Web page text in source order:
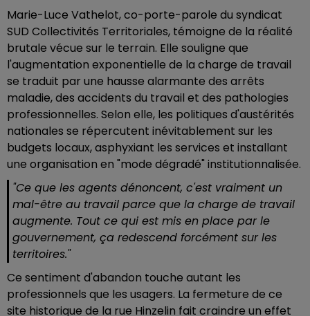
Marie-Luce Vathelot, co-porte-parole du syndicat
SUD Collectivités Territoriales, témoigne de la réalité
brutale vécue sur le terrain. Elle souligne que
l'augmentation exponentielle de la charge de travail
se traduit par une hausse alarmante des arrêts
maladie, des accidents du travail et des pathologies
professionnelles. Selon elle, les politiques d'austérités
nationales se répercutent inévitablement sur les
budgets locaux, asphyxiant les services et installant
une organisation en "mode dégradé" institutionnalisée.
"Ce que les agents dénoncent, c'est vraiment un
mal-être au travail parce que la charge de travail
augmente. Tout ce qui est mis en place par le
gouvernement, ça redescend forcément sur les
territoires."
Ce sentiment d'abandon touche autant les
professionnels que les usagers. La fermeture de ce
site historique de la rue Hinzelin fait craindre un effet